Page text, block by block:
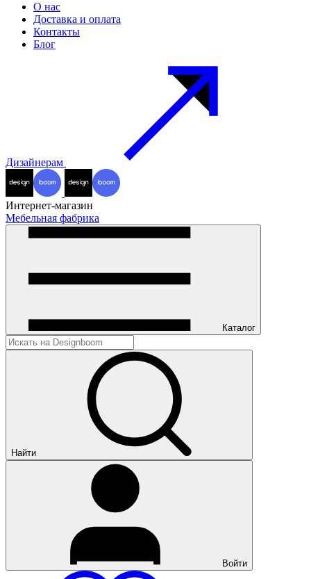
О нас
Доставка и оплата
Контакты
Блог
Дизайнерам
Интернет-магазин
Мебельная фабрика
Каталог
Найти
Войти